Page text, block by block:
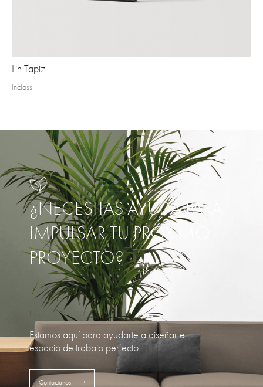
Lin Tapiz
Inclass
¿NECESITAS AYUDA PARA
IMPULSAR TU PRÓXIMO
PROYECTO?
Estamos aquí para ayudarte a diseñar el
espacio de trabajo perfecto.
Contactanos